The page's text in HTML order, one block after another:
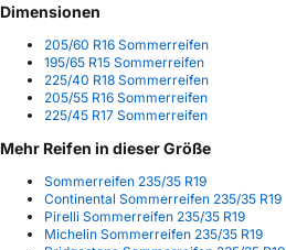
Dimensionen
205/60 R16 Sommerreifen
195/65 R15 Sommerreifen
225/40 R18 Sommerreifen
205/55 R16 Sommerreifen
225/45 R17 Sommerreifen
Mehr Reifen in dieser Größe
Sommerreifen 235/35 R19
Continental Sommerreifen 235/35 R19
Pirelli Sommerreifen 235/35 R19
Michelin Sommerreifen 235/35 R19